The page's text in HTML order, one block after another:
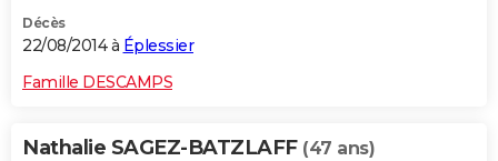
Décès
22/08/2014 à Éplessier
Famille DESCAMPS
Nathalie SAGEZ-BATZLAFF (47 ans)